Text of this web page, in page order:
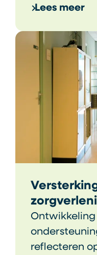
Lees meer
reflecteren